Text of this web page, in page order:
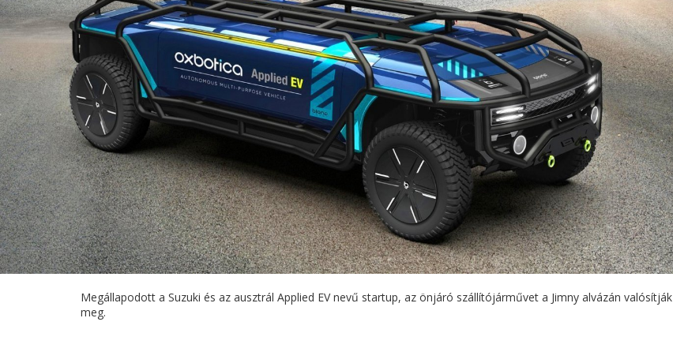
Megállapodott a Suzuki és az ausztrál Applied EV nevű startup, az önjáró szállítójárművet a Jimny alvázán valósítják
meg.